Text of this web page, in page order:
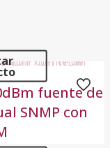
fuente de
SNMP con